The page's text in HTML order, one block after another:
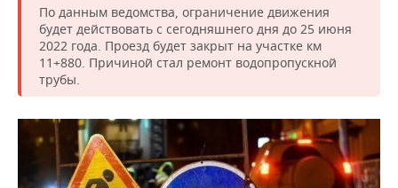
ВОЛЕЙБОЛ
КИБЕРСПОРТ
ФИГУРНОЕ КАТАНИЕ
ВОДНЫЕ ВИДЫ СПОРТА
ИСТОРИЯ
КУЛЬТУРА
МЕДИЦИНА
ОБРАЗОВАНИЕ
СПИСОК ПЕРСОН
СПИСОК КОМПАНИЙ
ПОЛНАЯ ВЕРСИЯ
По данным ведомства, ограничение движения
будет действовать с сегодняшнего дня до 25 июня
2022 года. Проезд будет закрыт на участке км
11+880. Причиной стал ремонт водопропускной
трубы.